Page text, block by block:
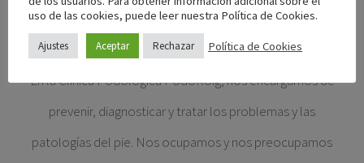
En la Clínica Podológica PodoRoig, nos encargamos de
prevenir, diagnosticar y tratar los problemas y las
patologías del pie. Nos ocupamos y nos preocupamos
uso de las cookies, puede leer nuestra Política de Cookies.
Ajustes Aceptar Rechazar Política de Cookies